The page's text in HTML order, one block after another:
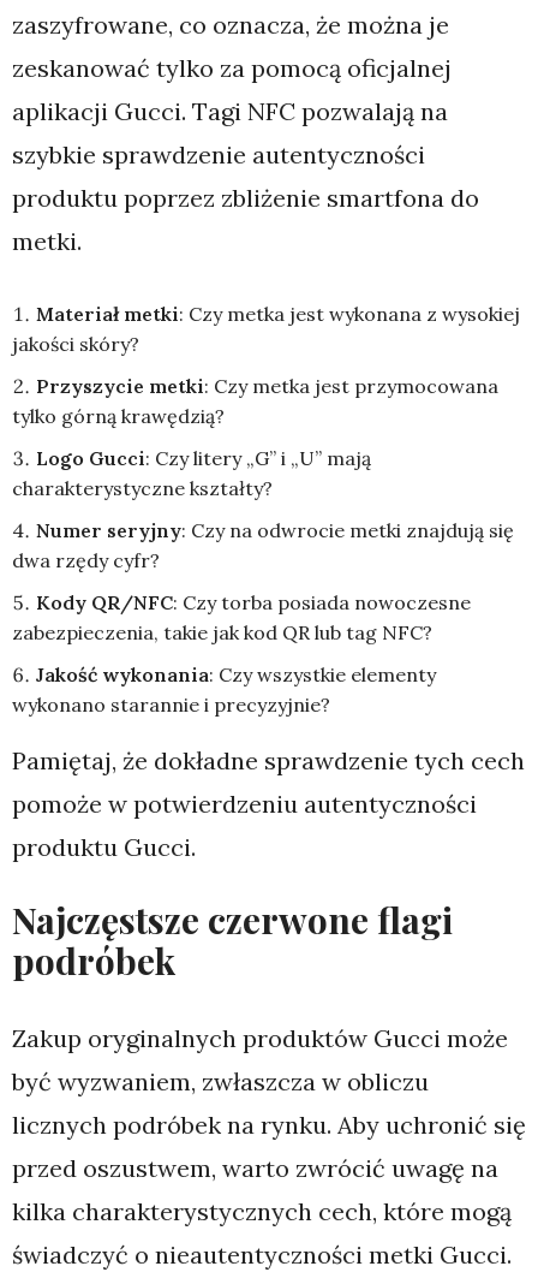
zaszyfrowane, co oznacza, że można je
zeskanować tylko za pomocą oficjalnej
aplikacji Gucci. Tagi NFC pozwalają na
szybkie sprawdzenie autentyczności
produktu poprzez zbliżenie smartfona do
metki.
Materiał metki: Czy metka jest wykonana z wysokiej
jakości skóry?
Przyszycie metki: Czy metka jest przymocowana
tylko górną krawędzią?
Logo Gucci: Czy litery „G” i „U” mają
charakterystyczne kształty?
Numer seryjny: Czy na odwrocie metki znajdują się
dwa rzędy cyfr?
Kody QR/NFC: Czy torba posiada nowoczesne
zabezpieczenia, takie jak kod QR lub tag NFC?
Jakość wykonania: Czy wszystkie elementy
wykonano starannie i precyzyjnie?
Pamiętaj, że dokładne sprawdzenie tych cech
pomoże w potwierdzeniu autentyczności
produktu Gucci.
Najczęstsze czerwone flagi
podróbek
Zakup oryginalnych produktów Gucci może
być wyzwaniem, zwłaszcza w obliczu
licznych podróbek na rynku. Aby uchronić się
przed oszustwem, warto zwrócić uwagę na
kilka charakterystycznych cech, które mogą
świadczyć o nieautentyczności metki Gucci.